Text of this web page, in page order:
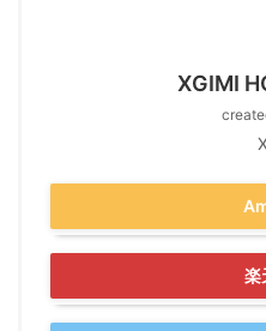
XGIMI
楽